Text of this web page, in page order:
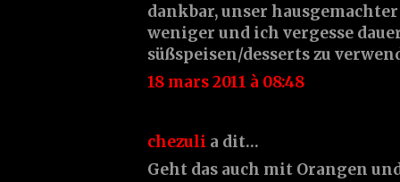
dankbar, unser
weniger und ich vergesse
süßspeisen/desserts zu
18 mars 2011 à 08:48
chezuli a dit…
Geht das auch mit Orangen